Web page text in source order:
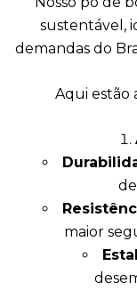
sustentável,
demandas do
Aqui estão
maior